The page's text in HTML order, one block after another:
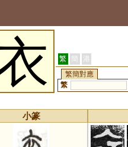
繁 簡 港
繁簡對應
繁
小篆